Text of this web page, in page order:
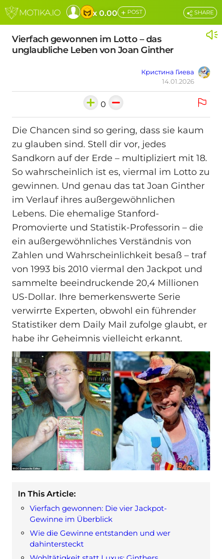
x 0.00 + POST
Vierfach gewonnen im Lotto – das
unglaubliche Leben von Joan Ginther
Кристина Гиева
14.01.2026
SHARE
0
Die Chancen sind so gering, dass sie kaum
zu glauben sind. Stell dir vor, jedes
Sandkorn auf der Erde – multipliziert mit 18.
So wahrscheinlich ist es, viermal im Lotto zu
gewinnen. Und genau das tat Joan Ginther
im Verlauf ihres außergewöhnlichen
Lebens. Die ehemalige Stanford-
Promovierte und Statistik-Professorin – die
ein außergewöhnliches Verständnis von
Zahlen und Wahrscheinlichkeit besaß – traf
von 1993 bis 2010 viermal den Jackpot und
sammelte beeindruckende 20,4 Millionen
US-Dollar. Ihre bemerkenswerte Serie
verwirrte Experten, obwohl ein führender
Statistiker dem Daily Mail zufolge glaubt, er
habe ihr Geheimnis vielleicht erkannt.
In This Article:
Vierfach gewonnen: Die vier Jackpot-
Gewinne im Überblick
Wie die Gewinne entstanden und wer
dahintersteckt